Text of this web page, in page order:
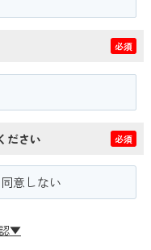
必須
ださい 必須
同意しない
▼